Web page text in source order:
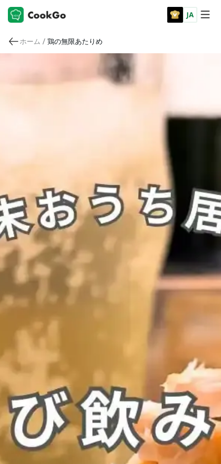
JA
ホーム / 鶏の無限あたりめ